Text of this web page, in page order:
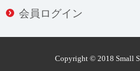
会員ログイン
Copyright © 2018 Small